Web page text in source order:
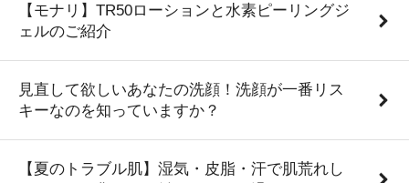
【モナリ】TR50ローションと水素ピーリングジ
ェルのご紹介
見直して欲しいあなたの洗顔！洗顔が一番リス
キーなのを知っていますか？
【夏のトラブル肌】湿気・皮脂・汗で肌荒れし